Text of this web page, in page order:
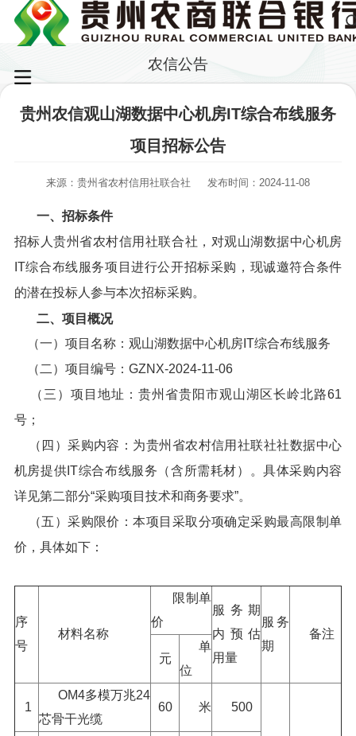
农信公告
贵州农信观山湖数据中心机房IT综合布线服务
项目招标公告
来源：贵州省农村信用社联合社 发布时间：2024-11-08
一、招标条件
招标人贵州省农村信用社联合社，对观山湖数据中心机房
IT综合布线服务项目进行公开招标采购，现诚邀符合条件
的潜在投标人参与本次招标采购。
二、项目概况
（一）项目名称：观山湖数据中心机房IT综合布线服务
（二）项目编号：GZNX-2024-11-06
（三）项目地址：贵州省贵阳市观山湖区长岭北路61
号；
（四）采购内容：为贵州省农村信用社联社社数据中心
机房提供IT综合布线服务（含所需耗材）。具体采购内容
详见第二部分“采购项目技术和商务要求”。
（五）采购限价：本项目采取分项确定采购最高限制单
价，具体如下：
序
号
材料名称
限制单
价
服务期
内预估
用量
服务
期
备注
元
单
位
1
OM4多模万兆24
芯骨干光缆
60 米 500